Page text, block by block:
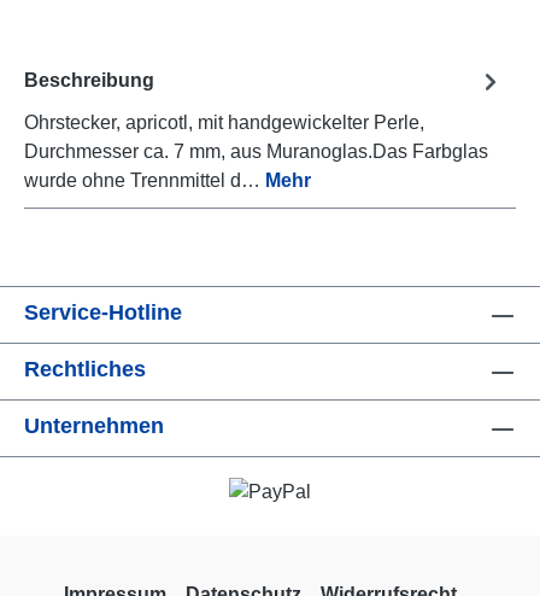
Beschreibung
Ohrstecker, apricotl, mit handgewickelter Perle,
Durchmesser ca. 7 mm, aus Muranoglas.Das Farbglas
wurde ohne Trennmittel d… Mehr
Service-Hotline
Rechtliches
Unternehmen